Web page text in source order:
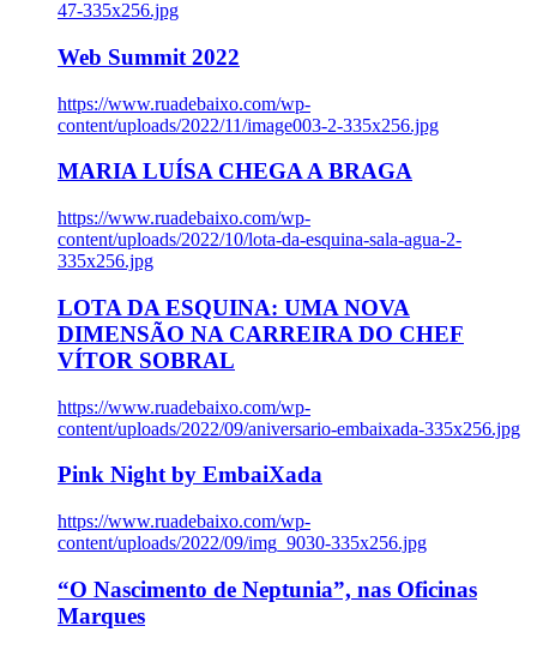
47-335x256.jpg
Web Summit 2022
https://www.ruadebaixo.com/wp-
content/uploads/2022/11/image003-2-335x256.jpg
MARIA LUÍSA CHEGA A BRAGA
https://www.ruadebaixo.com/wp-
content/uploads/2022/10/lota-da-esquina-sala-agua-2-
335x256.jpg
LOTA DA ESQUINA: UMA NOVA
DIMENSÃO NA CARREIRA DO CHEF
VÍTOR SOBRAL
https://www.ruadebaixo.com/wp-
content/uploads/2022/09/aniversario-embaixada-335x256.jpg
Pink Night by EmbaiXada
https://www.ruadebaixo.com/wp-
content/uploads/2022/09/img_9030-335x256.jpg
“O Nascimento de Neptunia”, nas Oficinas
Marques